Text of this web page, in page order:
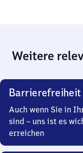
Weitere
Barrierefreiheit
Auch wenn Sie in
sind – uns ist es
erreichen